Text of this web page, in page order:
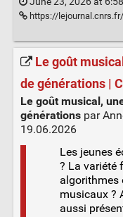
https://
Le goût
de générations |
Le goût musical,
générationspar
19.06.2026
Les jeunes
? La variété
algorithmes
musicaux ?
aussi